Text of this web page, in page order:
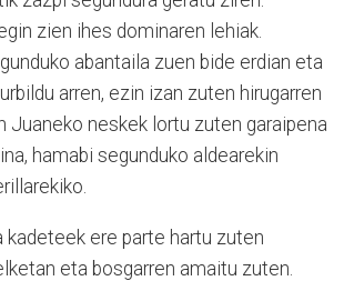
zien ihes dominaren lehiak.
abantaila zuen bide erdian eta
arren, ezin izan zuten hirugarren
Juaneko neskek lortu zuten garaipena
hamabi segunduko aldearekin
kadeteek ere parte hartu zuten
eta bosgarren amaitu zuten.